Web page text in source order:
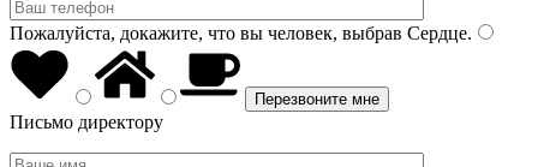
Пожалуйста, докажите, что вы человек, выбрав Сердце.
Письмо директору